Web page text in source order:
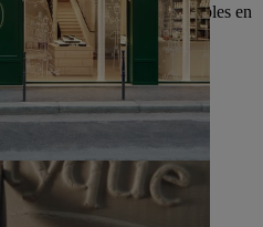
fábricas de vidrio más notables en
entre otros.